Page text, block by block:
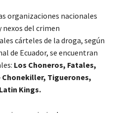
organizaciones nacionales
nexos del crimen
cárteles de la droga, según
de Ecuador, se encuentran
Los Choneros, Fatales,
Chonekiller, Tiguerones,
Kings.